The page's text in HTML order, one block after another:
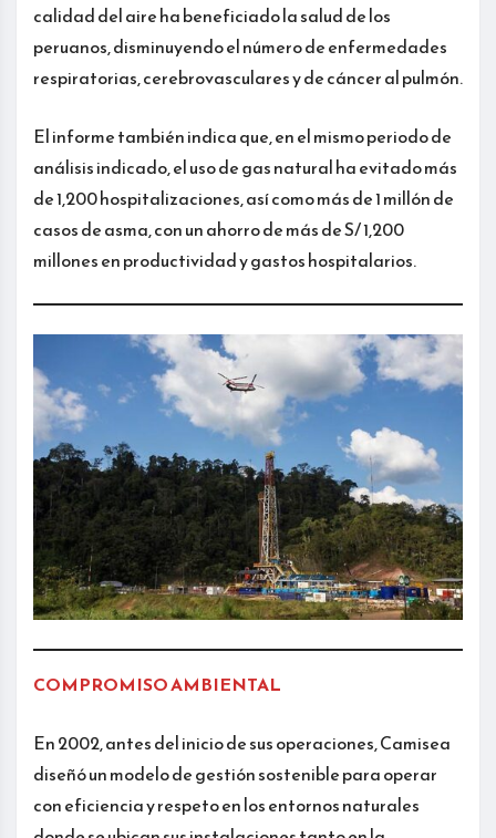
calidad del aire ha beneficiado la salud de los
peruanos, disminuyendo el número de enfermedades
respiratorias, cerebrovasculares y de cáncer al pulmón.
El informe también indica que, en el mismo periodo de
análisis indicado, el uso de gas natural ha evitado más
de 1,200 hospitalizaciones, así como más de 1 millón de
casos de asma, con un ahorro de más de S/ 1,200
millones en productividad y gastos hospitalarios.
COMPROMISO AMBIENTAL
En 2002, antes del inicio de sus operaciones, Camisea
diseñó un modelo de gestión sostenible para operar
con eficiencia y respeto en los entornos naturales